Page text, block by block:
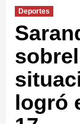
Deportes
logró